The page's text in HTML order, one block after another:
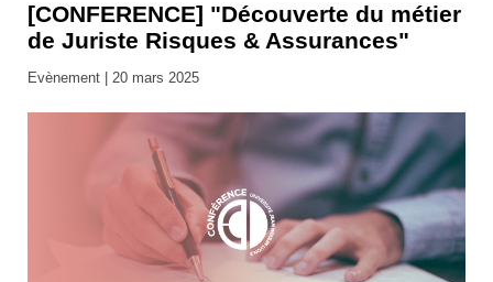
Accueil
FR
Actualités
[CONFERENCE] "Découverte du métier
de Juriste Risques & Assurances"
Evènement | 20 mars 2025